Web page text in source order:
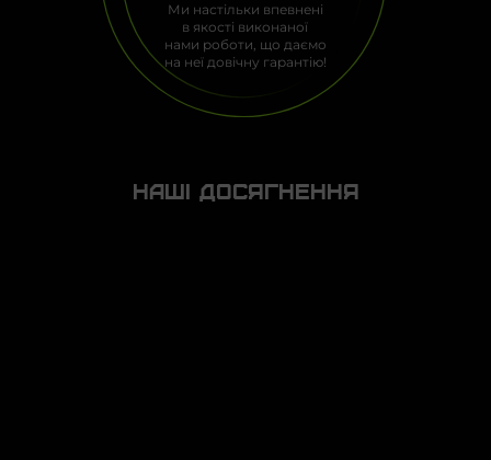
Ми настільки впевнені
в якості виконаної
нами роботи, що даємо
на неї довічну гарантію!
Нашi досягнення